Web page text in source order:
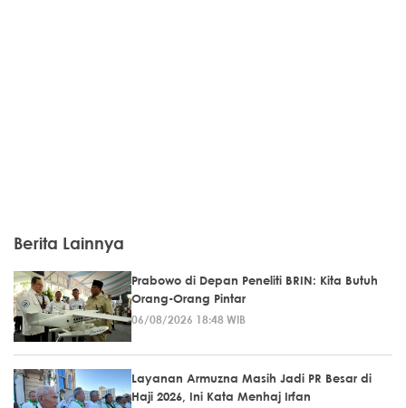
Berita Lainnya
Prabowo di Depan Peneliti BRIN: Kita Butuh
Orang-Orang Pintar
06/08/2026 18:48 WIB
Layanan Armuzna Masih Jadi PR Besar di
Haji 2026, Ini Kata Menhaj Irfan